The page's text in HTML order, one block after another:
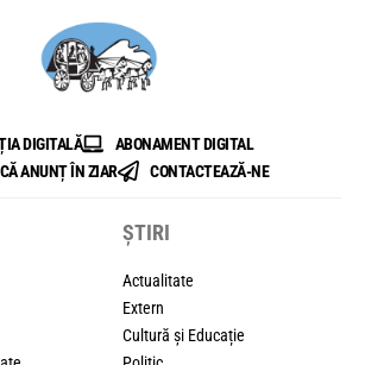
DIGITALĂ
ABONAMENT DIGITAL
ANUNȚ ÎN ZIAR
CONTACTEAZĂ-NE
ȘTIRI
Actualitate
Extern
Cultură și Educație